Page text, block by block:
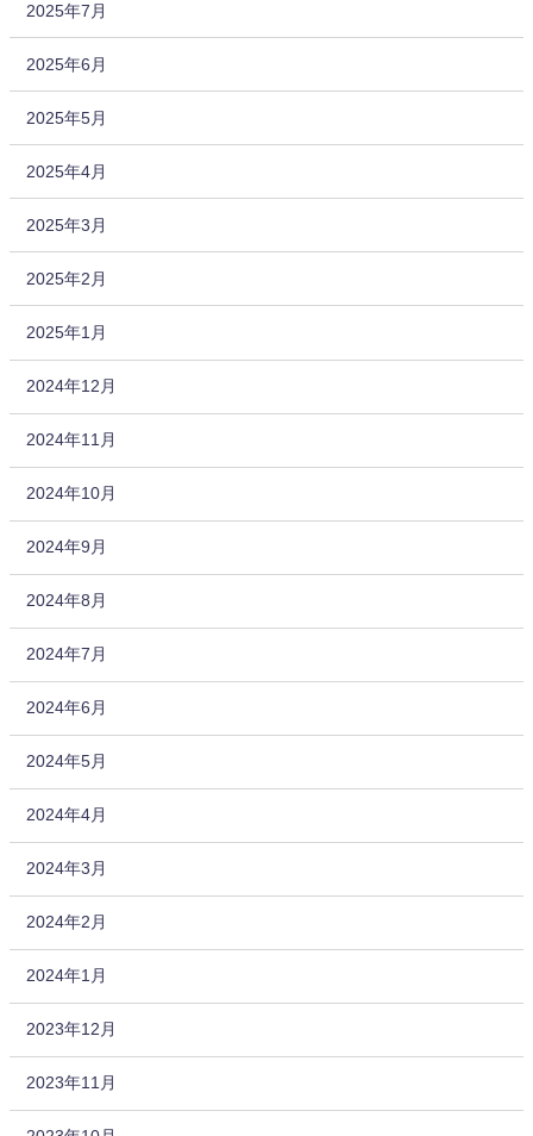
2025年7月
2025年6月
2025年5月
2025年4月
2025年3月
2025年2月
2025年1月
2024年12月
2024年11月
2024年10月
2024年9月
2024年8月
2024年7月
2024年6月
2024年5月
2024年4月
2024年3月
2024年2月
2024年1月
2023年12月
2023年11月